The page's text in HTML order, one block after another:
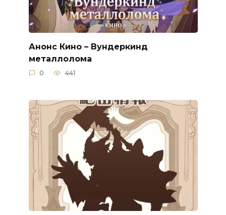
Анонс Кино – Вундеркинд
металлолома
0 441